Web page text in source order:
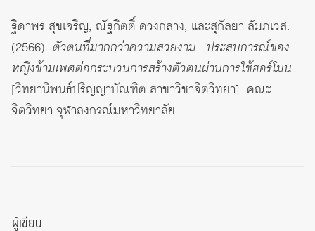
ฐิดาพร สุขเจริญ, ณัฐกิตติ์ ดวงกลาง, และสุกัลยา ลัมภเวส.
(2566). ตัวตนที่มากกว่าความสวยงาม : ประสบการณ์ของ
หญิงข้ามเพศต่อกระบวนการสร้างตัวตนผ่านการใช้ฮอร์โมน.
[วิทยานิพนธ์ปริญญาบัณฑิต สาขาวิชาจิตวิทยา]. คณะ
จิตวิทยา จุฬาลงกรณ์มหาวิทยาลัย.
ผู้เขียน